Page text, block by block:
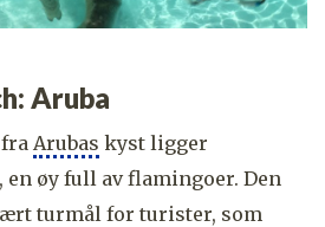
Aruba
Arubas kyst ligger
en øy full av flamingoer. Den
turmål for turister, som